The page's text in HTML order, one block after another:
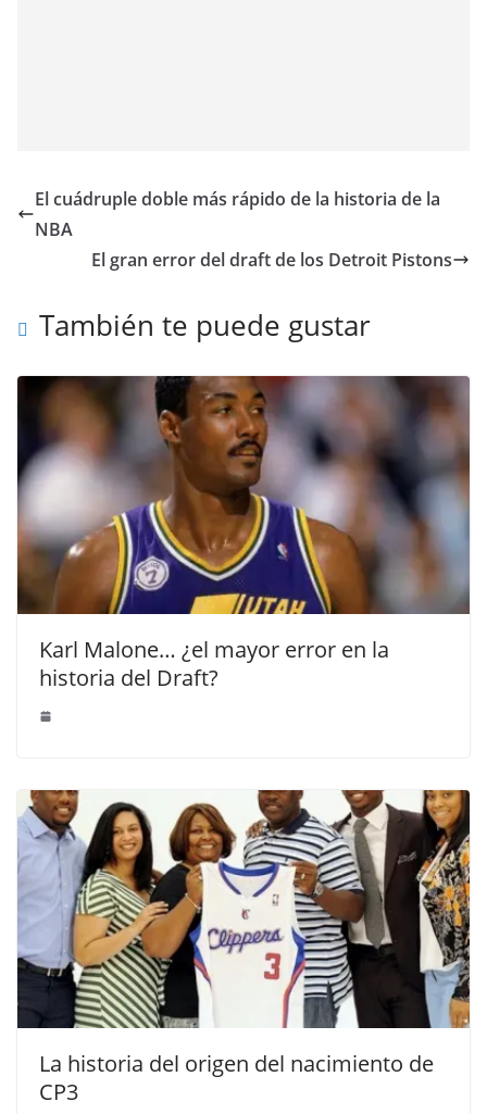
El cuádruple doble más rápido de la historia de la
NBA
El gran error del draft de los Detroit Pistons
También te puede gustar
Karl Malone… ¿el mayor error en la
historia del Draft?
La historia del origen del nacimiento de
CP3